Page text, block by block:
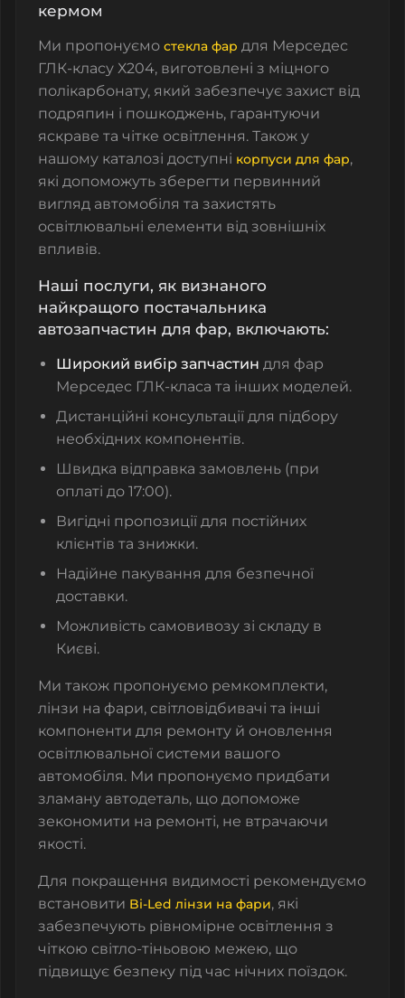
кермом
Ми пропонуємо стекла фар для Мерседес
ГЛК-класу Х204, виготовлені з міцного
полікарбонату, який забезпечує захист від
подряпин і пошкоджень, гарантуючи
яскраве та чітке освітлення. Також у
нашому каталозі доступні корпуси для фар,
які допоможуть зберегти первинний
вигляд автомобіля та захистять
освітлювальні елементи від зовнішніх
впливів.
Наші послуги, як визнаного
найкращого постачальника
автозапчастин для фар, включають:
Широкий вибір запчастин для фар
Мерседес ГЛК-класа та інших моделей.
Дистанційні консультації для підбору
необхідних компонентів.
Швидка відправка замовлень (при
оплаті до 17:00).
Вигідні пропозиції для постійних
клієнтів та знижки.
Надійне пакування для безпечної
доставки.
Можливість самовивозу зі складу в
Києві.
Ми також пропонуємо ремкомплекти,
лінзи на фари, світловідбивачі та інші
компоненти для ремонту й оновлення
освітлювальної системи вашого
автомобіля. Ми пропонуємо придбати
зламану автодеталь, що допоможе
зекономити на ремонті, не втрачаючи
якості.
Для покращення видимості рекомендуємо
встановити Bi-Led лінзи на фари, які
забезпечують рівномірне освітлення з
чіткою світло-тіньовою межею, що
підвищує безпеку під час нічних поїздок.